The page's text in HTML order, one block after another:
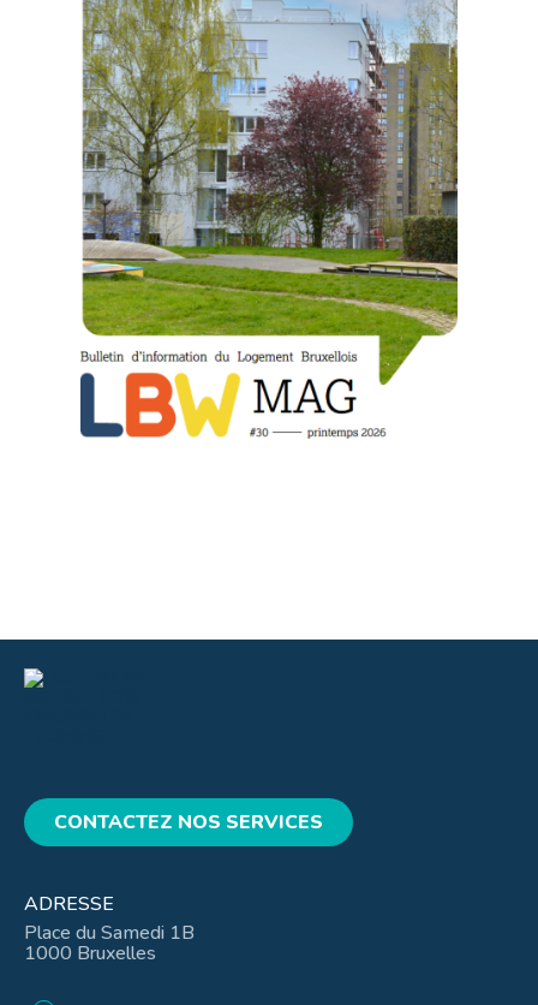
CONTACTEZ NOS SERVICES
ADRESSE
Place du Samedi 1B
1000 Bruxelles